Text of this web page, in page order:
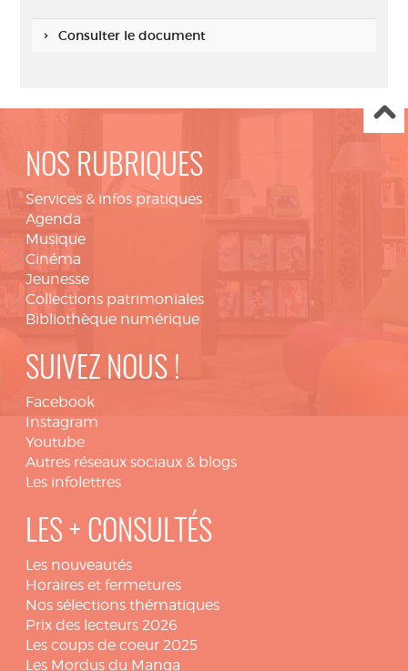
Consulter le document
NOS RUBRIQUES
Services & infos pratiques
Agenda
Musique
Cinéma
Jeunesse
Collections patrimoniales
Bibliothèque numérique
SUIVEZ NOUS !
Facebook
Instagram
Youtube
Autres réseaux sociaux & blogs
Les infolettres
LES + CONSULTÉS
Les nouveautés
Horaires et fermetures
Nos sélections thématiques
Prix des lecteurs 2026
Les coups de coeur 2025
Les Mordus du Manga